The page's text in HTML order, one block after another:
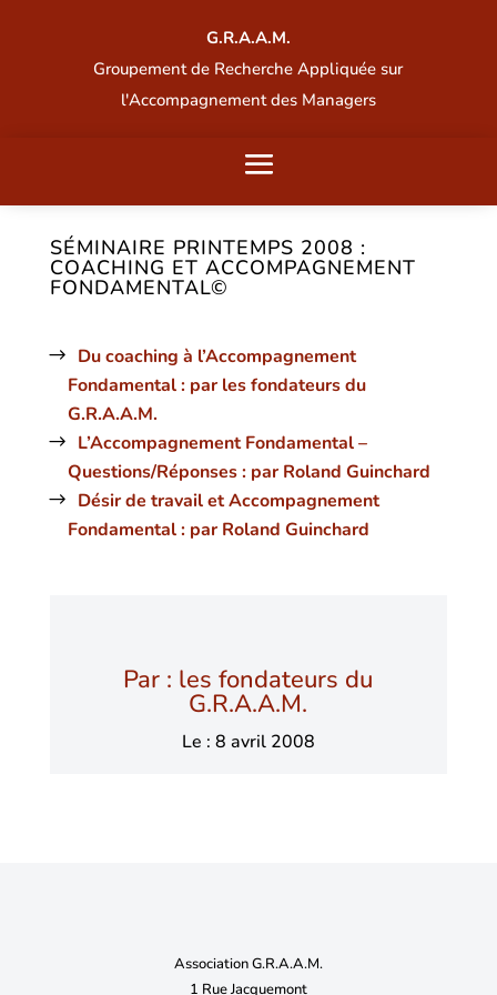
G.R.A.A.M.
Groupement de Recherche Appliquée sur
l'Accompagnement des Managers
SÉMINAIRE PRINTEMPS 2008 :
COACHING ET ACCOMPAGNEMENT
FONDAMENTAL©
Du coaching à l’Accompagnement
Fondamental : par les fondateurs du
G.R.A.A.M.
L’Accompagnement Fondamental –
Questions/Réponses : par Roland Guinchard
Désir de travail et Accompagnement
Fondamental : par Roland Guinchard
Par : les fondateurs du
G.R.A.A.M.
Le : 8 avril 2008
Association G.R.A.A.M.
1 Rue Jacquemont